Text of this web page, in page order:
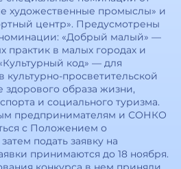
художественные промыслы» и
центр». Предусмотрены
«Добрый малый» —
практик в малых городах и
код» — для
просветительской
здорового образа жизни,
и социального туризма.
предпринимателям и СОНКО
с Положением о
подать заявку на
принимаются до 18 ноября.